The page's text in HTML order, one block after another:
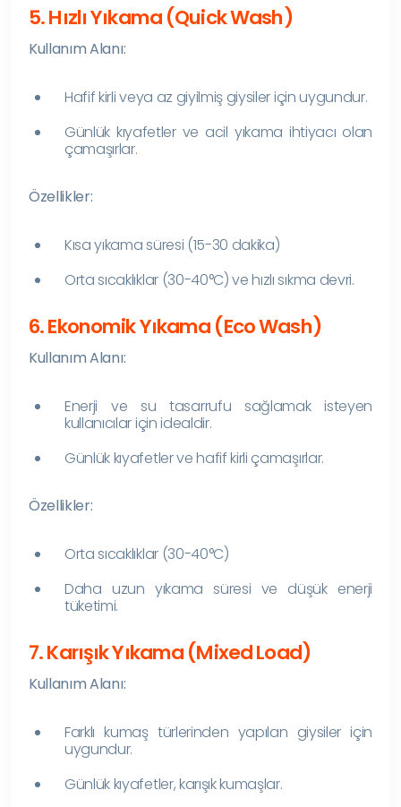
5. Hızlı Yıkama (Quick Wash)
Kullanım Alanı:
Hafif kirli veya az giyilmiş giysiler için uygundur.
Günlük kıyafetler ve acil yıkama ihtiyacı olan
çamaşırlar.
Özellikler:
Kısa yıkama süresi (15-30 dakika)
Orta sıcaklıklar (30-40°C) ve hızlı sıkma devri.
6. Ekonomik Yıkama (Eco Wash)
Kullanım Alanı:
Enerji ve su tasarrufu sağlamak isteyen
kullanıcılar için idealdir.
Günlük kıyafetler ve hafif kirli çamaşırlar.
Özellikler:
Orta sıcaklıklar (30-40°C)
Daha uzun yıkama süresi ve düşük enerji
tüketimi.
7. Karışık Yıkama (Mixed Load)
Kullanım Alanı:
Farklı kumaş türlerinden yapılan giysiler için
uygundur.
Günlük kıyafetler, karışık kumaşlar.